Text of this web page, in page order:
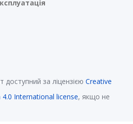
доступний за ліцензією Creative
International license, якщо не